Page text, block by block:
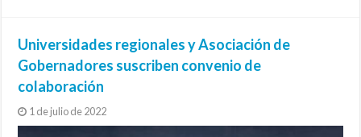
Universidades regionales y Asociación de
Gobernadores suscriben convenio de
colaboración
1 de julio de 2022